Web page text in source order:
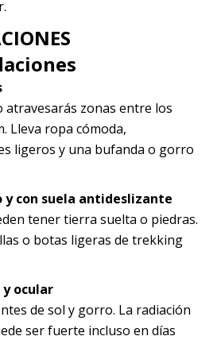
zonas entre los
Lleva ropa cómoda,
ligeros y una bufanda o gorro
y con suela antideslizante
tener tierra suelta o piedras.
o botas ligeras de trekking
ocular
de sol y gorro. La radiación
ser fuerte incluso en días